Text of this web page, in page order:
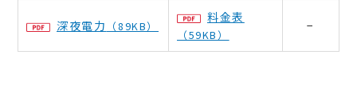
深夜電力 （89KB）
料金表
（59KB）
−